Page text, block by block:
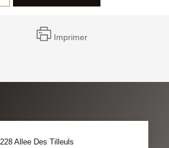
Imprimer
228 Allee Des Tilleuls